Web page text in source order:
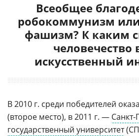
Всеобщее
робокоммунизм
фашизм? К каким
человечество
искусственный
В 2010 г. среди победителей
(второе место), в 2011 г. — Санкт-
государственный университет